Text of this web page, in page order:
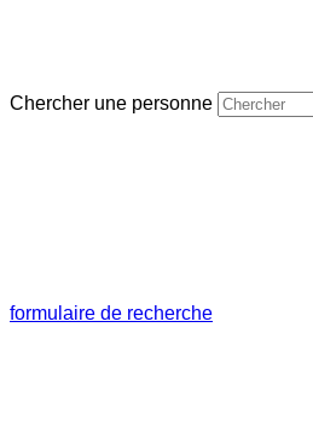
Chercher une personne
formulaire de recherche